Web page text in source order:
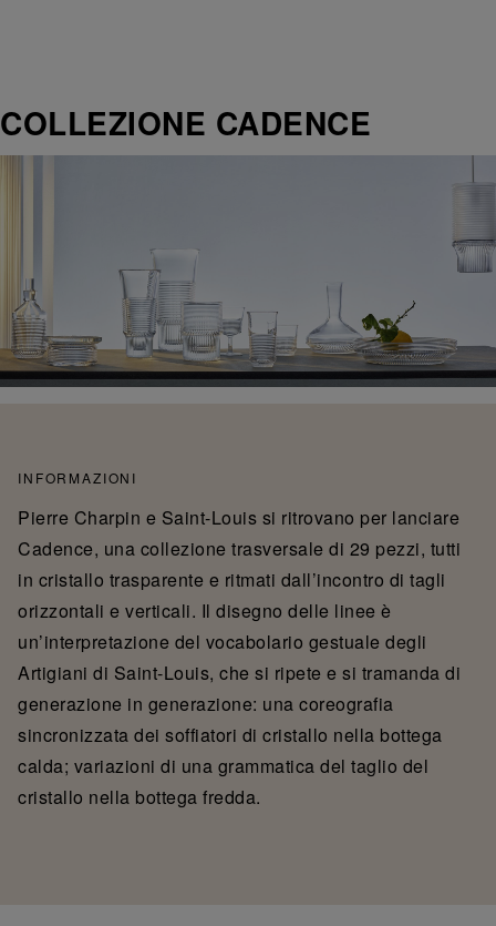
COLLEZIONE CADENCE
INFORMAZIONI
Pierre Charpin e Saint-Louis si ritrovano per lanciare
Cadence, una collezione trasversale di 29 pezzi, tutti
in cristallo trasparente e ritmati dall’incontro di tagli
orizzontali e verticali. Il disegno delle linee è
un’interpretazione del vocabolario gestuale degli
Artigiani di Saint-Louis, che si ripete e si tramanda di
generazione in generazione: una coreografia
sincronizzata dei soffiatori di cristallo nella bottega
calda; variazioni di una grammatica del taglio del
cristallo nella bottega fredda.